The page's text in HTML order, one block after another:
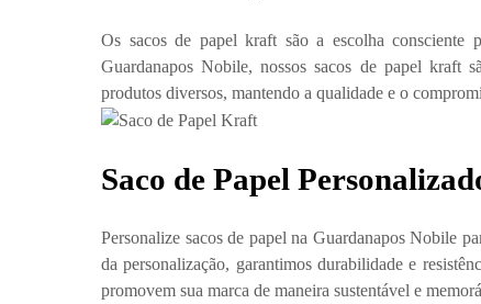
Os sacos de papel kraft são a escolha consciente
Guardanapos Nobile, nossos sacos de papel kraft
produtos diversos, mantendo a qualidade e o
Saco de Papel
Personalize sacos de papel na Guardanapos Nobile
da personalização, garantimos durabilidade e
promovem sua marca de maneira sustentável e